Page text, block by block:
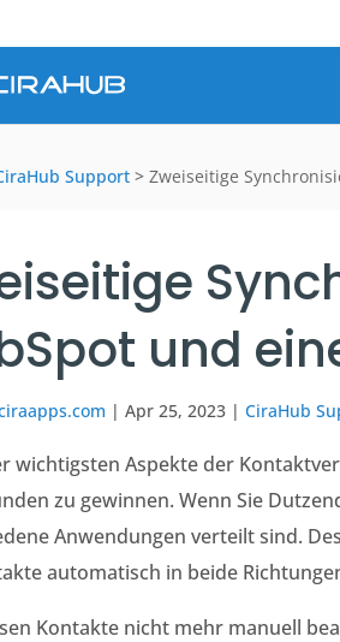
Support > Zweiseitige
und
|Apr 25, 2023 |CiraHub
wichtigsten Aspekte der
zu gewinnen. Wenn Sie
Anwendungen verteilt sind.
automatisch in beide
Kontakte nicht mehr manuell